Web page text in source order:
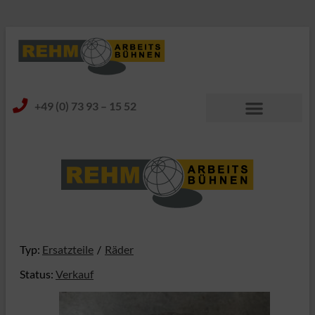
+49 (0) 73 93 – 15 52
Typ: Ersatzteile
Räder
Status: Verkauf